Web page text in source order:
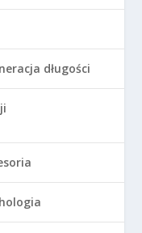
długości